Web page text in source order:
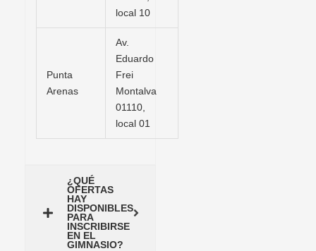
local 10
Punta
Arenas
Av.
Eduardo
Frei
Montalva
01110,
local 01
¿QUÉ
OFERTAS
HAY
DISPONIBLES
PARA
INSCRIBIRSE
EN EL
GIMNASIO?